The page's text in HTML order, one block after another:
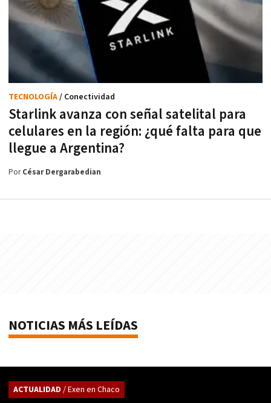
Starlink avanza con señal satelital para
celulares en la región: ¿qué falta para que
llegue a Argentina?
TECNOLOGÍA/ Conectividad
PorCésar Dergarabedian
NOTICIAS MÁS LEÍDAS
ACTUALIDAD / Exen en Chaco